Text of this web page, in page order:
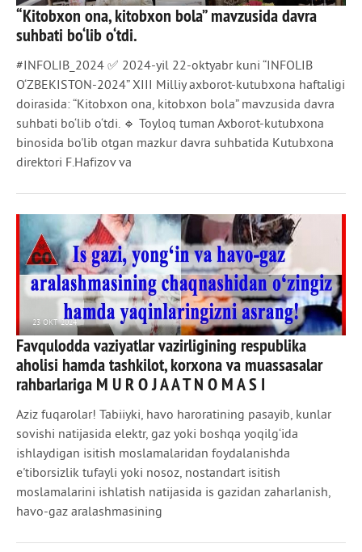
933 0
“Kitobxon ona, kitobxon bola” mavzusida davra
suhbati bo‘lib o‘tdi.
#INFOLIB_2024 ✅ 2024-yil 22-oktyabr kuni “INFOLIB
O‘ZBEKISTON-2024” XIII Milliy axborot-kutubxona haftaligi
doirasida: “Kitobxon ona, kitobxon bola” mavzusida davra
suhbati bo‘lib o‘tdi. 🔹 Toyloq tuman Axborot-kutubxona
binosida bo'lib otgan mazkur davra suhbatida Kutubxona
direktori F.Hafizov va
23 ОКТ 2024
941 0
Favqulodda vaziyatlar vazirligining respublika
aholisi hamda tashkilot, korxona va muassasalar
rahbarlariga M U R O J A A T N O M A S I
Aziz fuqarolar! Tabiiyki, havo haroratining pasayib, kunlar
sovishi natijasida elektr, gaz yoki boshqa yoqilg‘ida
ishlaydigan isitish moslamalaridan foydalanishda
e'tiborsizlik tufayli yoki nosoz, nostandart isitish
moslamalarini ishlatish natijasida is gazidan zaharlanish,
havo-gaz aralashmasining